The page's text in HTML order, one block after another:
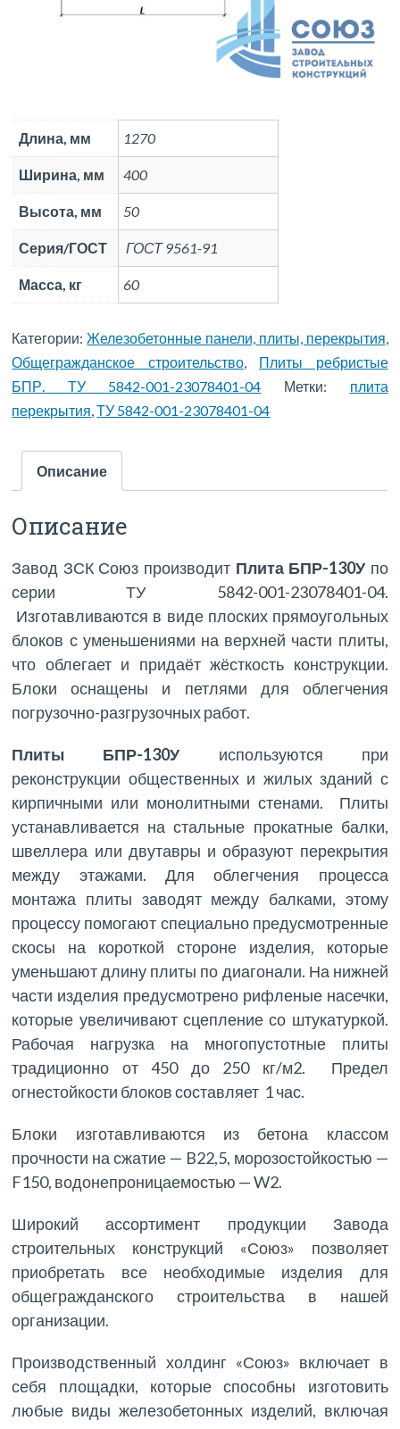
Длина, мм 1270
Ширина, мм 400
Высота, мм 50
Серия/ГОСТ ГОСТ 9561-91
Масса, кг 60
Категории:Железобетонные панели, плиты, перекрытия,
Общегражданское строительство, Плиты ребристые
БПР. ТУ 5842-001-23078401-04
Метки: плита
перекрытия,ТУ 5842-001-23078401-04
Описание
Описание
Завод ЗСК Союз производит Плита БПР-130Упо
серии ТУ 5842-001-23078401-04.
Изготавливаются в виде плоских прямоугольных
блоков с уменьшениями на верхней части плиты,
что облегает и придаёт жёсткость конструкции.
Блоки оснащены и петлями для облегчения
погрузочно-разгрузочных работ.
Плиты БПР-130У используются при
реконструкции общественных и жилых зданий с
кирпичными или монолитными стенами. Плиты
устанавливается на стальные прокатные балки,
швеллера или двутавры и образуют перекрытия
между этажами. Для облегчения процесса
монтажа плиты заводят между балками, этому
процессу помогают специально предусмотренные
скосы на короткой стороне изделия, которые
уменьшают длину плиты по диагонали. На нижней
части изделия предусмотрено рифленые насечки,
которые увеличивают сцепление со штукатуркой.
Рабочая нагрузка на многопустотные плиты
традиционно от 450 до 250 кг/м2. Предел
огнестойкости блоков составляет 1 час.
Блоки изготавливаются из бетона классом
прочности на сжатие — B22,5, морозостойкостью —
F150, водонепроницаемостью — W2.
Широкий ассортимент продукции Завода
строительных конструкций «Союз» позволяет
приобретать все необходимые изделия для
общегражданского строительства в нашей
организации.
Производственный холдинг «Союз» включает в
себя площадки, которые способны изготовить
любые виды железобетонных изделий, включая